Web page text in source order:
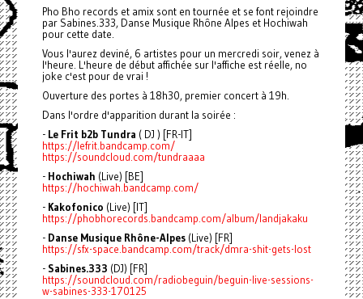
Pho Bho records et amix sont en tournée et se font rejoindre
par Sabines.333, Danse Musique Rhône Alpes et Hochiwah
pour cette date.
Vous l'aurez deviné, 6 artistes pour un mercredi soir, venez à
l'heure. L'heure de début affichée sur l'affiche est réelle, no
joke c'est pour de vrai !
Ouverture des portes à 18h30, premier concert à 19h.
Dans l'ordre d'apparition durant la soirée :
- Le Frit b2b Tundra ( DJ ) [FR-IT]
https://lefrit.bandcamp.com/
https://soundcloud.com/tundraaaa
- Hochiwah (Live) [BE]
https://hochiwah.bandcamp.com/
-Kakofonico (Live) [IT]
https://phobhorecords.bandcamp.com/album/landjakaku
- Danse Musique Rhône-Alpes(Live) [FR]
https://sfx-space.bandcamp.com/track/dmra-shit-gets-lost
- Sabines.333 (DJ) [FR]
https://soundcloud.com/radiobeguin/beguin-live-sessions-
w-sabines-333-170125